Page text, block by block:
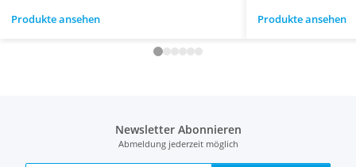
Produkte ansehen Produkte ansehen
Newsletter Abonnieren
Abmeldung jederzeit möglich